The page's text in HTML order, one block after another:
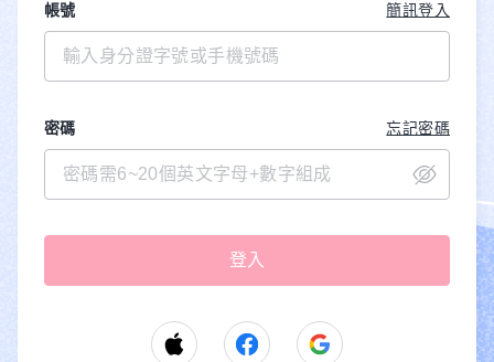
帳號 簡訊登入
密碼 忘記密碼